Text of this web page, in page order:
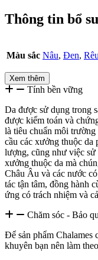
Thông tin bổ
Màu sắc Nâu, Đen, Rêu
Xem thêm
Tính bền vững
Da được sử dụng trong
được kiểm toán và
là tiêu chuẩn môi trường
cầu các xưởng thuộc da
lượng, cũng như việc sử
xưởng thuộc da mà
Châu Âu và các nước
tác tận tâm, đồng hành
ứng có trách nhiệm và
Chăm sóc - Bảo
Để sản phẩm Chalames
khuyên bạn nên làm